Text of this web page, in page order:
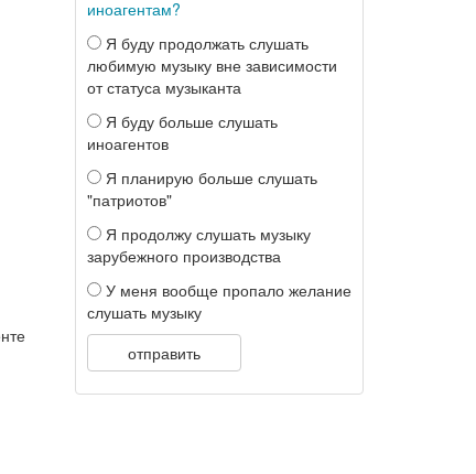
иноагентам?
Я буду продолжать слушать
любимую музыку вне зависимости
от статуса музыканта
Я буду больше слушать
иноагентов
Я планирую больше слушать
"патриотов"
Я продолжу слушать музыку
зарубежного производства
У меня вообще пропало желание
слушать музыку
отправить